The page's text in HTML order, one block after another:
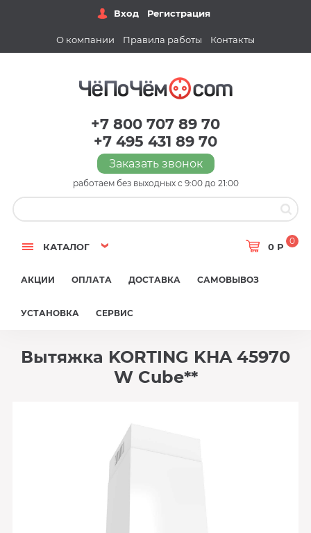
Вход Регистрация
О компании Правила работы Контакты
+7 800 707 89 70
+7 495 431 89 70
Заказать звонок
работаем без выходных с 9:00 до 21:00
КАТАЛОГ 0 Р
0
АКЦИИ ОПЛАТА ДОСТАВКА САМОВЫВОЗ
УСТАНОВКА СЕРВИС
Вытяжка KORTING KHA 45970
W Cube**